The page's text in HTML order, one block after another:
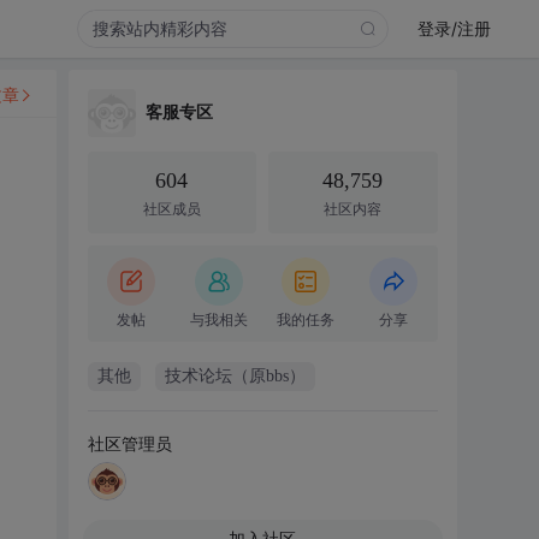
登录/注册
客服专区
604
社区成员
48,759
社区内容
发帖 与我相关 我的任务 分享
其他 技术论坛（原bbs）
社区管理员